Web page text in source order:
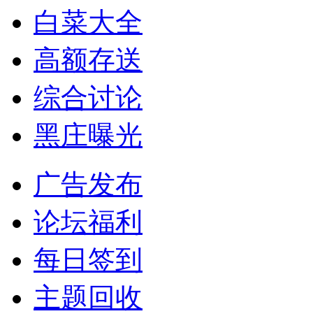
白菜大全
高额存送
综合讨论
黑庄曝光
广告发布
论坛福利
每日签到
主题回收